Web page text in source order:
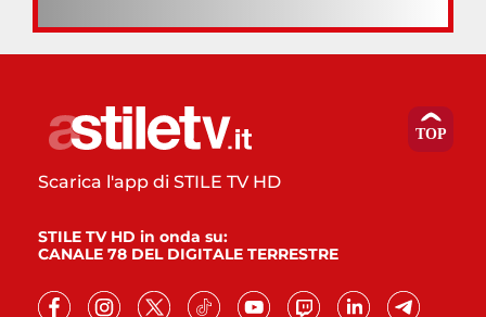
Scarica l'app di STILE TV HD
STILE TV HD in onda su:
CANALE 78 DEL DIGITALE TERRESTRE